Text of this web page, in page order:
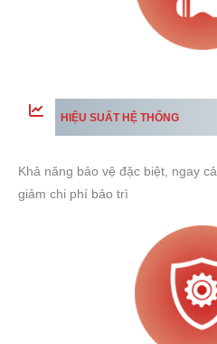
HIỆU SUẤT HỆ THỐNG
Khả năng bảo vệ đặc biệt, ngay
giảm chi phí bảo trì